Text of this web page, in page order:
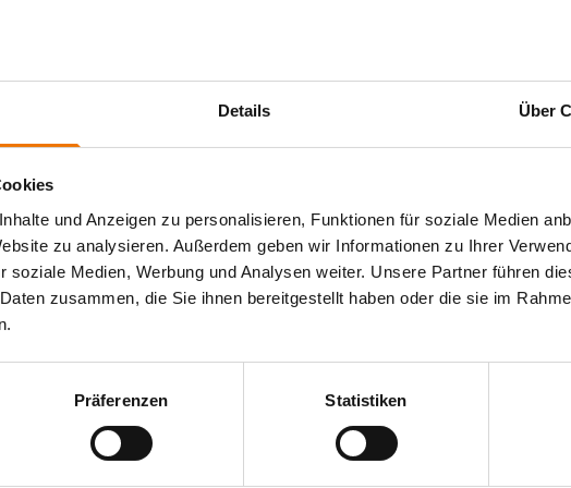
Details Über
und Anzeigen zu personalisieren, Funktionen für soziale Medien
zu analysieren. Außerdem geben wir Informationen zu Ihrer
soziale Medien, Werbung und Analysen weiter. Unsere Partner führen
zusammen, die Sie ihnen bereitgestellt haben oder die sie im
Präferenzen Statistiken
(ZfP), welches üblicherweise jeder weiterführenden
alle Schweißverbindungen eine Sichtprüfung.
ISO 5817 vereinbart. Der Vergleich
Magnet- oder Eindringprüfung mit der
ISO 5817 genannten Kriterien überprüft werden können.
Verfahren zu werten.
Ihrer Anwesenheit – die gesamte Theorie erlernen Sie
Am dritten Tag absolvieren Sie Ihre Prüfung,
des NIL durchgeführt und ist national
ISO-Regelwerken zu arbeiten.
elektronischer Form zur Verfügung gestellt. Die